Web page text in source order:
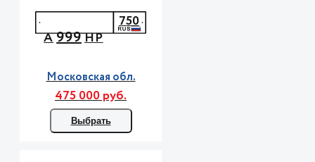
А999НР
750
Московская обл.
475 000 руб.
Выбрать